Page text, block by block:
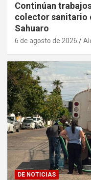
Continúan
colector sanitario
Sahuaro
6 de agosto de 2026
DE NOTICIAS